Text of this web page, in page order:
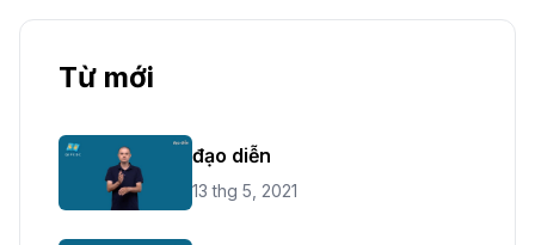
Từ mới
đạo diễn
13 thg 5, 2021